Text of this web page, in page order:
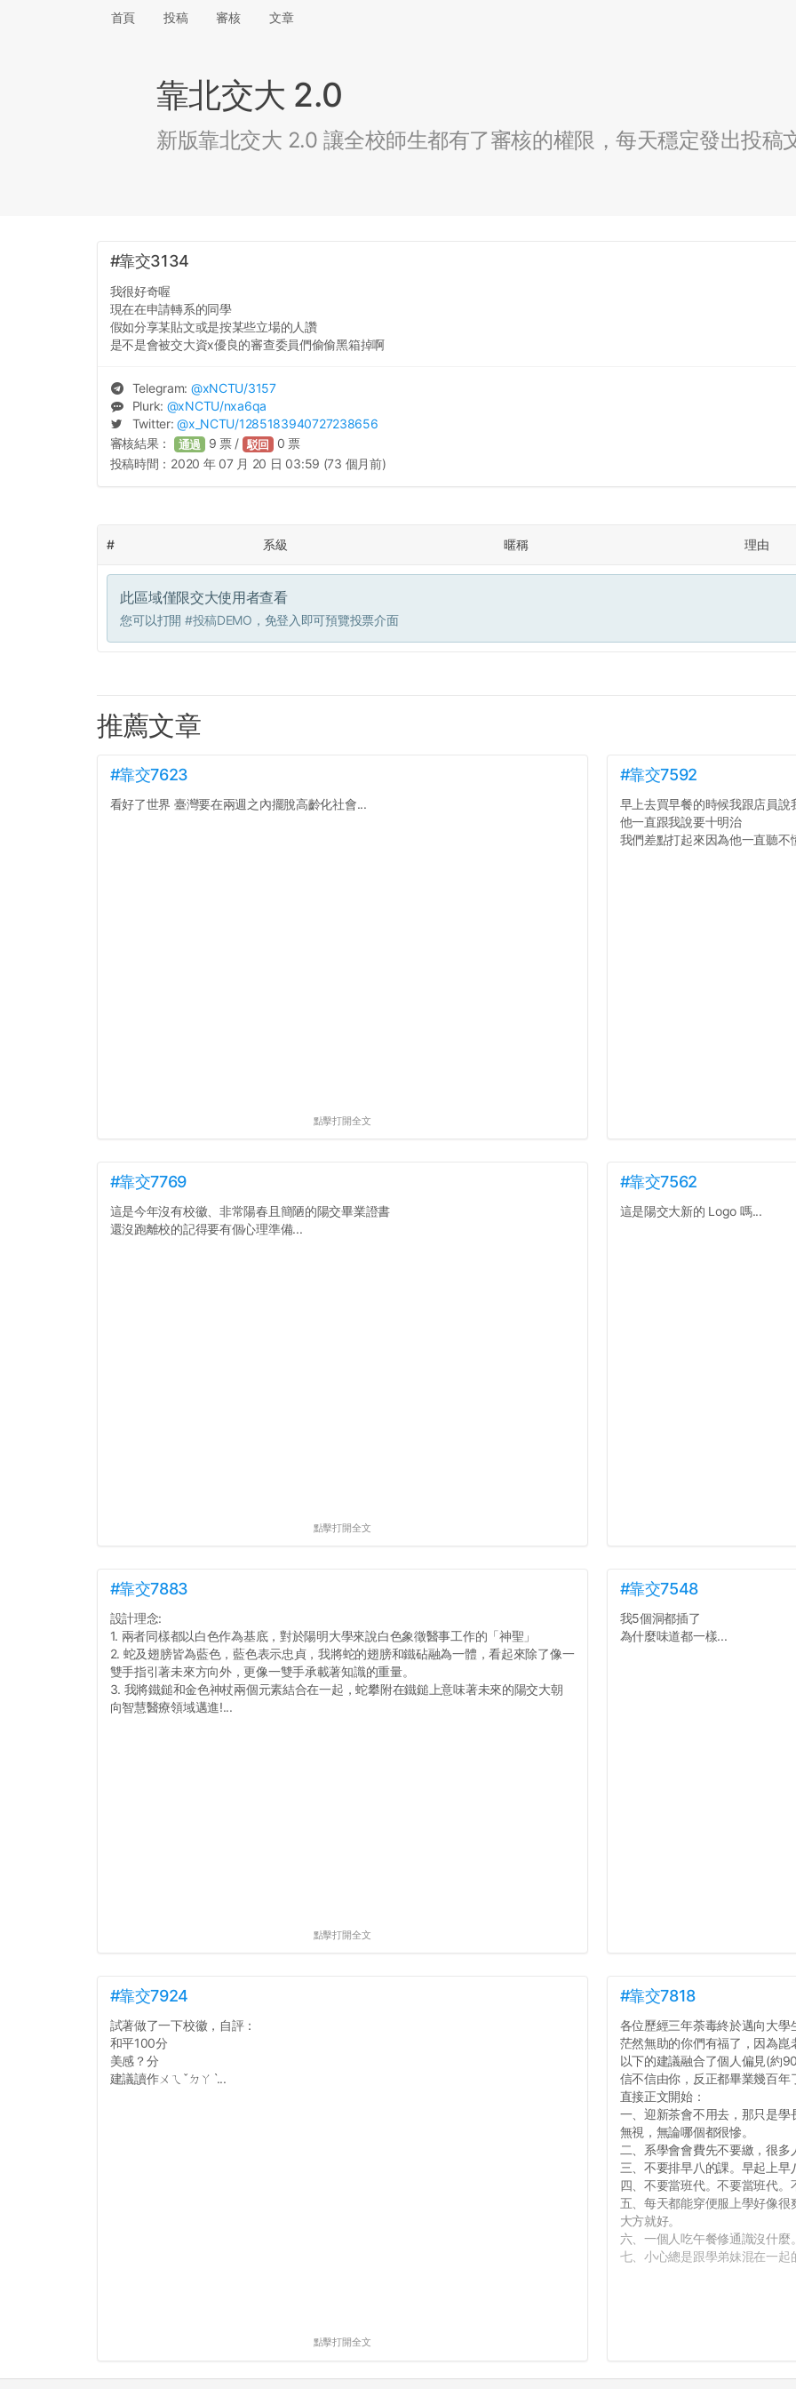
首頁 投稿 審核 文章
靠北交大 2.0
新版靠北交大 2.0 讓全校師生都有了審核的權限，每天穩定發出投稿
#靠交3134
我很好奇喔
現在在申請轉系的同學
假如分享某貼文或是按某些立場的人讚
是不是會被交大資x優良的審查委員們偷偷黑箱掉啊
Telegram: @xNCTU/3157
Plurk: @xNCTU/nxa6qa
Twitter:@x_NCTU/1285183940727238656
審核結果： 通過 9 票 / 駁回 0 票
投稿時間： 2020 年 07 月 20 日 03:59 (73 個月前)
# 系級 暱稱 理由
此區域僅限交大使用者查看
您可以打開 #投稿DEMO ，免登入即可預覽投票介面
推薦文章
#靠交7623
看好了世界 臺灣要在兩週之內擺脫高齡化社會...
點擊打開全文
#靠交7592
早上去買早餐的時候我跟店員說
他一直跟我說要十明治
我們差點打起來因為他一直聽不
#靠交7769
這是今年沒有校徽、非常陽春且簡陋的陽交畢業證書
還沒跑離校的記得要有個心理準備...
點擊打開全文
#靠交7562
這是陽交大新的 Logo 嗎...
#靠交7883
設計理念:
1. 兩者同樣都以白色作為基底，對於陽明大學來說白色象徵醫事工作的「神聖」
2. 蛇及翅膀皆為藍色，藍色表示忠貞，我將蛇的翅膀和鐵砧融為一體，看起來除了像一
雙手指引著未來方向外，更像一雙手承載著知識的重量。
3. 我將鐵鎚和金色神杖兩個元素結合在一起，蛇攀附在鐵鎚上意味著未來的陽交大朝
向智慧醫療領域邁進!...
點擊打開全文
#靠交7548
我5個洞都插了
為什麼味道都一樣...
#靠交7924
試著做了一下校徽，自評：
和平100分
美感？分
建議讀作ㄨㄟˇㄉㄚˋ...
點擊打開全文
#靠交7818
各位歷經三年荼毒終於邁向大學
茫然無助的你們有福了，因為崑
以下的建議融合了個人偏見(約
信不信由你，反正都畢業幾百年
直接正文開始：
一、迎新茶會不用去，那只是
無視，無論哪個都很慘。
二、系學會會費先不要繳，很多
三、不要排早八的課。早起上早
四、不要當班代。不要當班代。
五、每天都能穿便服上學好像很
大方就好。
六、一個人吃午餐修通識沒什麼
七、小心總是跟學弟妹混在一起